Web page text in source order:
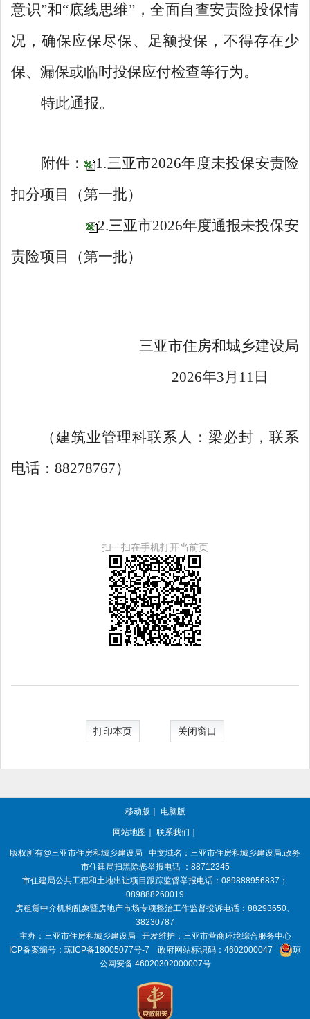
意识”和“底线思维”，全面自查安责险投保情
况，确保应保尽保、足额投保，不得存在少
保、漏保或临时投保应付检查等行为。
特此通报。
附件：
1.三亚市2026年度未投保安责险
扣分项目（第一批）
2.三亚市2026年度通报未投保安
责险项目（第一批）
三亚市住房和城乡建设局
2026年3 月 1 1 日
（建筑业管理科联系人： 梁必封 ，联系
电话： 88278767）
扫一扫在手机打开当前页
打印本页 关闭窗口
移动版 ｜ 电脑版
网站地图 ｜ 联系我们 ｜
版权所有@三亚市住房和城乡建设局
中文域名：三亚市住房和城乡建设局.政务
市住建局扫黑除恶举报电话 ：88712345
市住建局公共工程和土地出让项目跟踪监督举报电话：089888956837；
089888260019
房租赁中介机构乱象暨房地产市场专项整治工作监督投诉电话：88293650、
38230787
主办：三亚市住房和城乡建设局
开发维护：三亚市营商环境综合服务中心
ICP备案编号： 琼ICP备18005077号-7 政府网站标识码： 4602000047
琼
公网安备 46020302000007号